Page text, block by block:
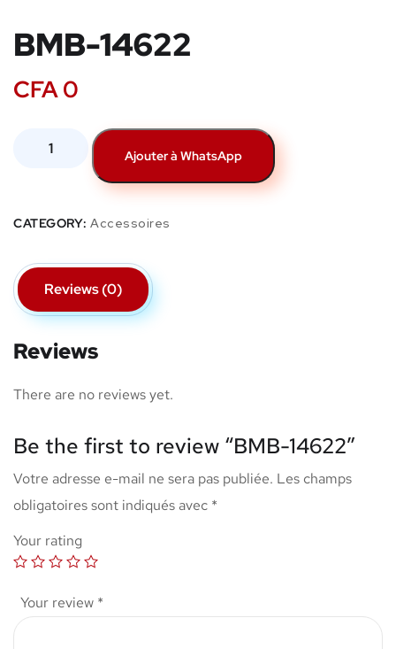
BMB-14622
CFA0
Ajouter à WhatsApp
CATEGORY: Accessoires
Reviews (0)
Reviews
There are no reviews yet.
Be the first to review “BMB-14622”
Votre adresse e-mail ne sera pas publiée. Les champs
obligatoires sont indiqués avec *
Your rating
Your review *